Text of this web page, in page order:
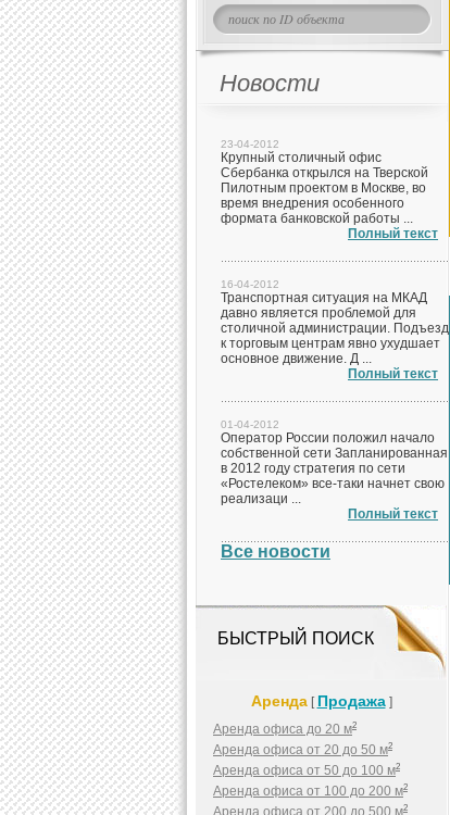
Новости
23-04-2012
Крупный столичный офис
Сбербанка открылся на Тверской
Пилотным проектом в Москве, во
время внедрения особенного
формата банковской работы ...
Полный текст
16-04-2012
Транспортная ситуация на МКАД
давно является проблемой для
столичной администрации. Подъезд
к торговым центрам явно ухудшает
основное движение. Д ...
Полный текст
01-04-2012
Оператор России положил начало
собственной сети Запланированная
в 2012 году стратегия по сети
«Ростелеком» все-таки начнет свою
реализаци ...
Полный текст
Все новости
БЫСТРЫЙ ПОИСК
Аренда[ Продажа]
Аренда офиса до 20 м2
Аренда офиса от 20 до 50 м2
Аренда офиса от 50 до 100 м2
Аренда офиса от 100 до 200 м2
Аренда офиса от 200 до 500 м2